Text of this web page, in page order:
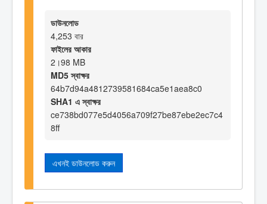
ডাউনলোড
4,253 বার
ফাইলের আকার
2।98 MB
MD5 স্বাক্ষর
64b7d94a4812739581684ca5e1aea8c0
SHA1 এ স্বাক্ষর
ce738bd077e5d4056a709f27be87ebe2ec7c4
8ff
এখনই ডাউনলোড করুন